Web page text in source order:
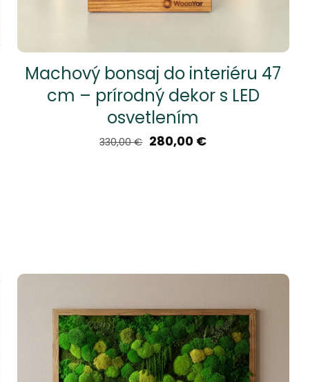
Machový bonsaj do interiéru 47
cm – prírodný dekor s LED
osvetlením
330,00€ Pôvodná
280,00 €Aktuálna